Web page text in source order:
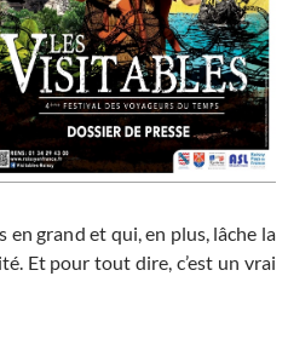
en grand et qui, en plus, lâche la
Et pour tout dire, c’est un vrai